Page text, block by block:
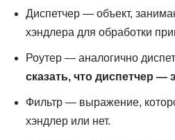
Диспетчер — объект,
хэндлера для обработки
Роутер — аналогично
сказать, что диспетчер —
Фильтр — выражение,
хэндлер или нет.